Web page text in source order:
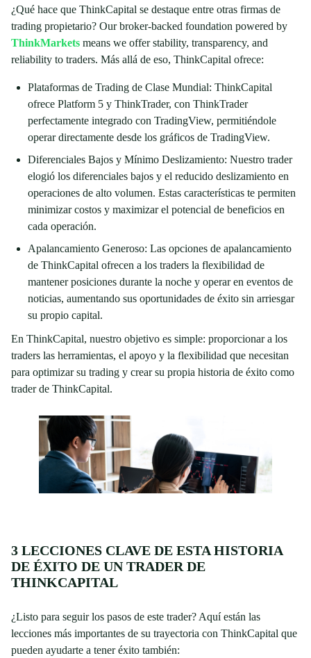
¿Qué hace que ThinkCapital se destaque entre otras firmas de
trading propietario? Our broker-backed foundation powered by
ThinkMarkets means we offer stability, transparency, and
reliability to traders. Más allá de eso, ThinkCapital ofrece:
Plataformas de Trading de Clase Mundial: ThinkCapital
ofrece Platform 5 y ThinkTrader, con ThinkTrader
perfectamente integrado con TradingView, permitiéndole
operar directamente desde los gráficos de TradingView.
Diferenciales Bajos y Mínimo Deslizamiento: Nuestro trader
elogió los diferenciales bajos y el reducido deslizamiento en
operaciones de alto volumen. Estas características te permiten
minimizar costos y maximizar el potencial de beneficios en
cada operación.
Apalancamiento Generoso: Las opciones de apalancamiento
de ThinkCapital ofrecen a los traders la flexibilidad de
mantener posiciones durante la noche y operar en eventos de
noticias, aumentando sus oportunidades de éxito sin arriesgar
su propio capital.
En ThinkCapital, nuestro objetivo es simple: proporcionar a los
traders las herramientas, el apoyo y la flexibilidad que necesitan
para optimizar su trading y crear su propia historia de éxito como
trader de ThinkCapital.
3 LECCIONES CLAVE DE ESTA HISTORIA
DE ÉXITO DE UN TRADER DE
THINKCAPITAL
¿Listo para seguir los pasos de este trader? Aquí están las
lecciones más importantes de su trayectoria con ThinkCapital que
pueden ayudarte a tener éxito también: